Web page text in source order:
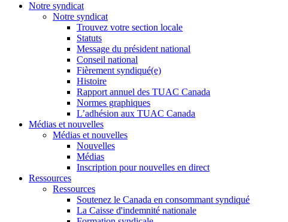
Notre syndicat
Notre syndicat
Trouvez votre section locale
Statuts
Message du président national
Conseil national
Fièrement syndiqué(e)
Histoire
Rapport annuel des TUAC Canada
Normes graphiques
L’adhésion aux TUAC Canada
Médias et nouvelles
Médias et nouvelles
Nouvelles
Médias
Inscription pour nouvelles en direct
Ressources
Ressources
Soutenez le Canada en consommant syndiqué
La Caisse d'indemnité nationale